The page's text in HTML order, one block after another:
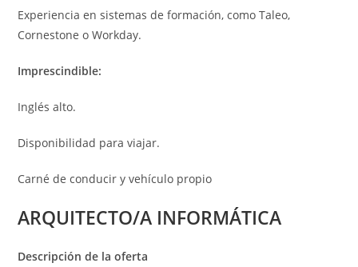
Experiencia en sistemas de formación, como Taleo,
Cornestone o Workday.
Imprescindible:
Inglés alto.
Disponibilidad para viajar.
Carné de conducir y vehículo propio
ARQUITECTO/A INFORMÁTICA
Descripción de la oferta